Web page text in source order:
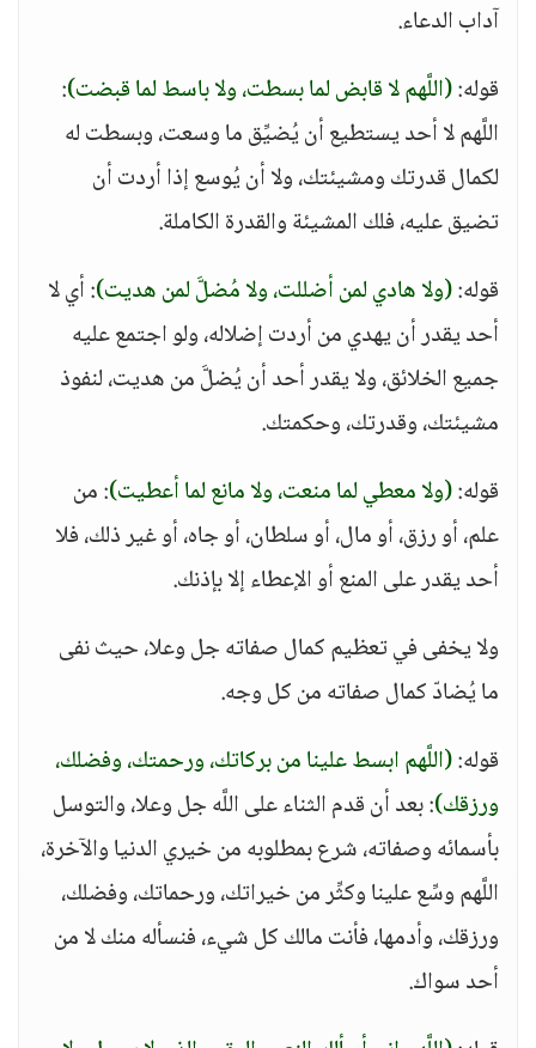
آداب الدعاء.
قوله:(اللَّهم لا قابض لما بسطت، ولا باسط لما قبضت):
اللَّهم لا أحد يستطيع أن يُضيِّق ما وسعت، وبسطت له
لكمال قدرتك ومشيئتك، ولا أن يُوسع إذا أردت أن
تضيق عليه، فلك المشيئة والقدرة الكاملة.
قوله:(ولا هادي لمن أضللت، ولا مُضلَّ لمن هديت): أي لا
أحد يقدر أن يهدي من أردت إضلاله، ولو اجتمع عليه
جميع الخلائق، ولا يقدر أحد أن يُضلَّ من هديت، لنفوذ
مشيئتك، وقدرتك، وحكمتك.
قوله:(ولا معطي لما منعت، ولا مانع لما أعطيت): من
علم، أو رزق، أو مال، أو سلطان، أو جاه، أو غير ذلك، فلا
أحد يقدر على المنع أو الإعطاء إلا بإذنك.
ولا يخفى في تعظيم كمال صفاته جل وعلا، حيث نفى
ما يُضادّ كمال صفاته من كل وجه.
قوله:(اللَّهم ابسط علينا من بركاتك، ورحمتك، وفضلك،
ورزقك): بعد أن قدم الثناء على اللَّه جل وعلا، والتوسل
بأسمائه وصفاته، شرع بمطلوبه من خيري الدنيا والآخرة،
اللَّهم وسِّع علينا وكثِّر من خيراتك، ورحماتك، وفضلك،
ورزقك، وأدمها، فأنت مالك كل شيء، فنسأله منك لا من
أحد سواك.